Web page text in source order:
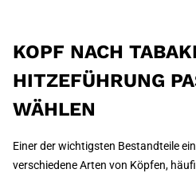
KOPF NACH
HITZEFÜHRUNG
WÄHLEN
Einer der wichtigsten Bestandteile
verschiedene Arten von Köpfen,